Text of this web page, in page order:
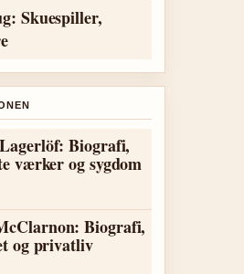
Skuespiller,
Biografi,
værker og sygdom
Biografi,
og privatliv